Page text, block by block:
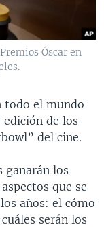
Óscar en
todo el mundo
de los
del cine.
ganarán los
que se
años: el cómo
serán los